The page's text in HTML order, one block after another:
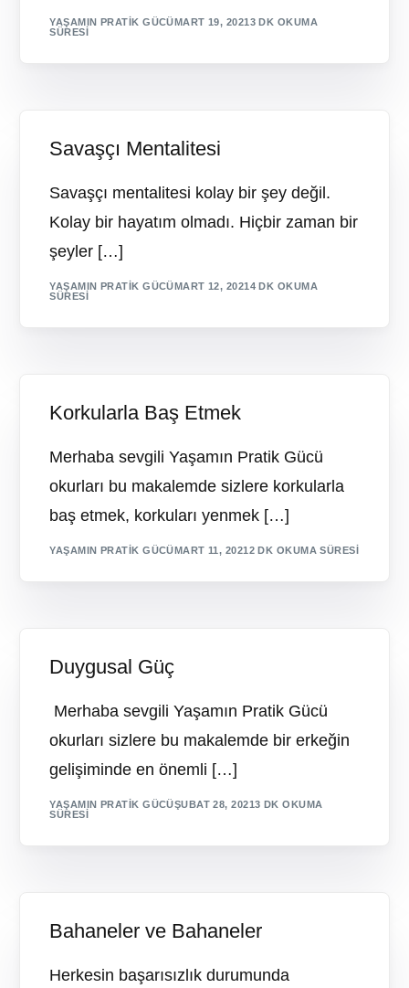
YAŞAMIN PRATIK GÜCÜMART 19, 20213 DK OKUMA
SÜRESI
Savaşçı Mentalitesi
Savaşçı mentalitesi kolay bir şey değil.
Kolay bir hayatım olmadı. Hiçbir zaman bir
şeyler […]
YAŞAMIN PRATIK GÜCÜMART 12, 20214 DK OKUMA
SÜRESI
Korkularla Baş Etmek
Merhaba sevgili Yaşamın Pratik Gücü
okurları bu makalemde sizlere korkularla
baş etmek, korkuları yenmek […]
YAŞAMIN PRATIK GÜCÜMART 11, 20212 DK OKUMA SÜRESI
Duygusal Güç
Merhaba sevgili Yaşamın Pratik Gücü
okurları sizlere bu makalemde bir erkeğin
gelişiminde en önemli […]
YAŞAMIN PRATIK GÜCÜŞUBAT 28, 20213 DK OKUMA
SÜRESI
Bahaneler ve Bahaneler
Herkesin başarısızlık durumunda